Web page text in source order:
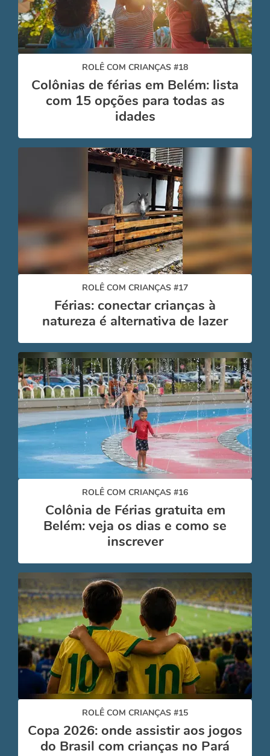
ROLÊ COM CRIANÇAS #18
Colônias de férias em Belém: lista
com 15 opções para todas as
idades
ROLÊ COM CRIANÇAS #17
Férias: conectar crianças à
natureza é alternativa de lazer
ROLÊ COM CRIANÇAS #16
Colônia de Férias gratuita em
Belém: veja os dias e como se
inscrever
ROLÊ COM CRIANÇAS #15
Copa 2026: onde assistir aos jogos
do Brasil com crianças no Pará